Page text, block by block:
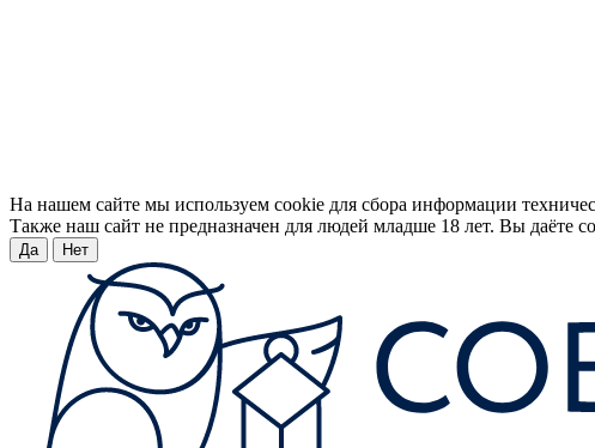
На нашем сайте мы используем cookie для сбора информации
Также наш сайт не предназначен для людей младше 18 лет. Вы даёте
Да Нет